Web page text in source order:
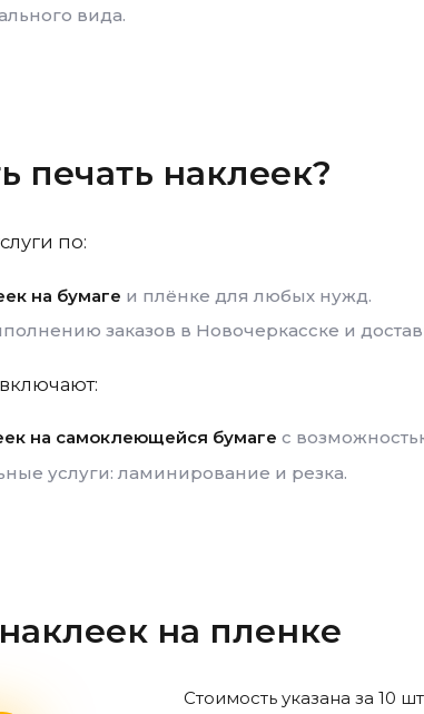
вида.
печать наклеек?
по:
на бумаге и плёнке для любых нужд.
заказов в Новочеркасске и
на самоклеющейся бумаге с
услуги: ламинирование и резка.
на пленке
Стоимость указана за 10